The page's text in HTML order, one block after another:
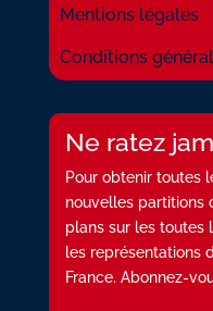
Mentions légales
Conditions
Ne ratez
Pour obtenir toutes
nouvelles partitions
plans sur les toutes
les représentations
France. Abonnez-